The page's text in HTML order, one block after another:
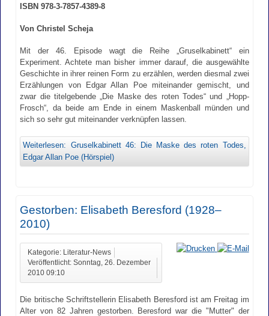
ISBN 978-3-7857-4389-8
Von Christel Scheja
Mit der 46. Episode wagt die Reihe „Gruselkabinett“ ein
Experiment. Achtete man bisher immer darauf, die ausgewählte
Geschichte in ihrer reinen Form zu erzählen, werden diesmal zwei
Erzählungen von Edgar Allan Poe miteinander gemischt, und
zwar die titelgebende „Die Maske des roten Todes“ und „Hopp-
Frosch“, da beide am Ende in einem Maskenball münden und
sich so sehr gut miteinander verknüpfen lassen.
Weiterlesen: Gruselkabinett 46: Die Maske des roten Todes,
Edgar Allan Poe (Hörspiel)
Gestorben: Elisabeth Beresford (1928–
2010)
Kategorie: Literatur-News
Veröffentlicht: Sonntag, 26. Dezember
2010 09:10
Die britische Schriftstellerin Elisabeth Beresford ist am Freitag im
Alter von 82 Jahren gestorben. Beresford war die "Mutter" der